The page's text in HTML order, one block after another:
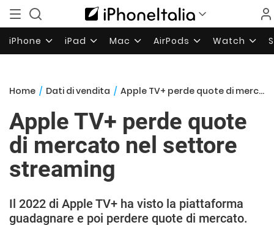
iPhone iPad Mac AirPods Watch
Home / Dati di vendita / Apple TV+ perde quote di mercato nel settore streaming
Apple TV+ perde quote
di mercato nel settore
streaming
Il 2022 di Apple TV+ ha visto la piattaforma
guadagnare e poi perdere quote di mercato.